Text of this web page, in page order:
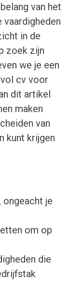
van het
vaardigheden
in de
zoek zijn
we je een
cv voor
dit artikel
maken
van
kunt krijgen
, ongeacht je
om op
die